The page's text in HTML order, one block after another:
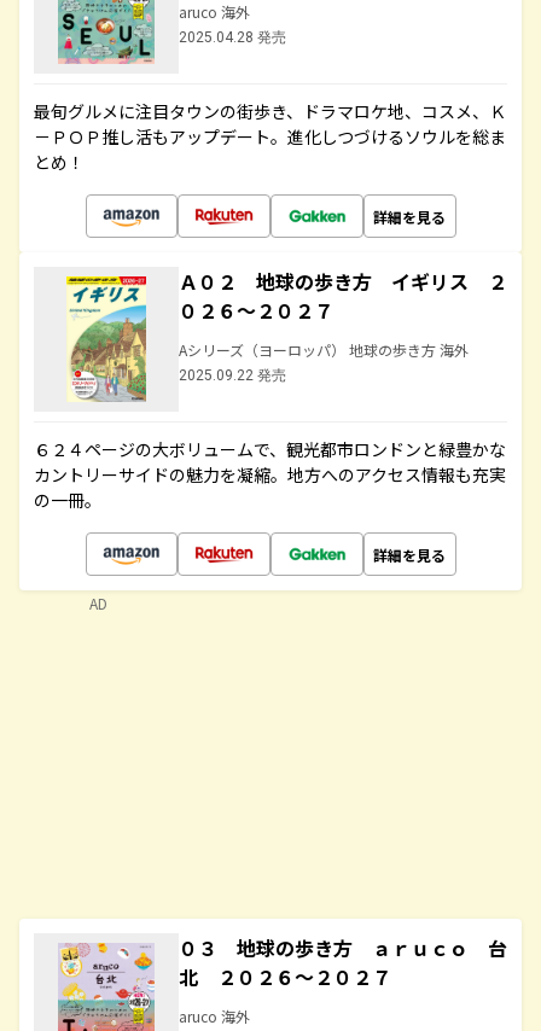
aruco 海外
2025.04.28 発売
最旬グルメに注目タウンの街歩き、ドラマロケ地、コスメ、Ｋ
－ＰＯＰ推し活もアップデート。進化しつづけるソウルを総ま
とめ！
詳細を見る
Ａ０２ 地球の歩き方 イギリス ２
０２６～２０２７
Aシリーズ（ヨーロッパ） 地球の歩き方 海外
2025.09.22 発売
６２４ページの大ボリュームで、観光都市ロンドンと緑豊かな
カントリーサイドの魅力を凝縮。地方へのアクセス情報も充実
の一冊。
詳細を見る
０３ 地球の歩き方 ａｒｕｃｏ 台
北 ２０２６～２０２７
aruco 海外
AD